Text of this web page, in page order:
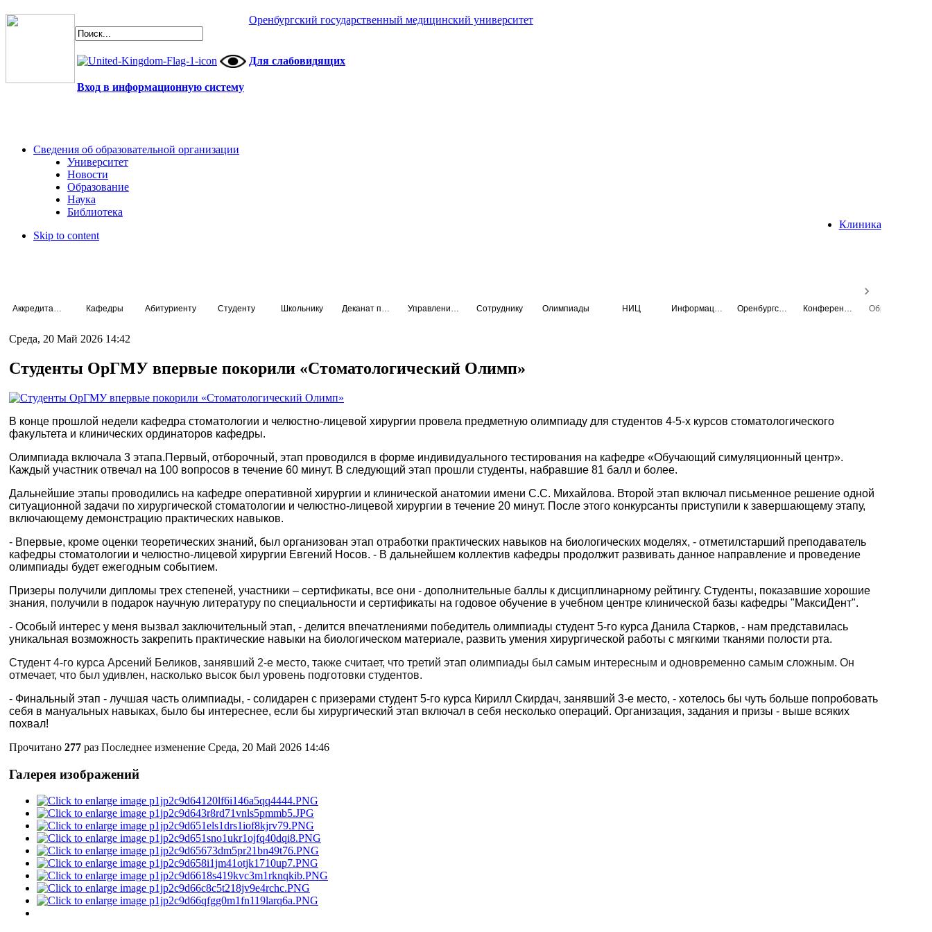
Оренбургский государственный медицинский университет
Для слабовидящих
Вход в информационную систему
Сведения об образовательной организации
Университет
Новости
Образование
Наука
Библиотека
Клиника
Skip to content
Кафедры Абитуриенту Студенту Школьнику Сотруднику Олимпиады НИЦ
Среда, 20 Май 2026 14:42
Студенты ОрГМУ впервые покорили «Стоматологический Олимп»
В конце прошлой недели кафедра стоматологии и челюстно-лицевой хирургии провела предметную олимпиаду для студентов 4-5-х курсов стоматологического
факультета и клинических ординаторов кафедры.
Олимпиада включала 3 этапа.Первый, отборочный, этап проводился в форме индивидуального тестирования на кафедре «Обучающий симуляционный центр».
Каждый участник отвечал на 100 вопросов в течение 60 минут. В следующий этап прошли студенты, набравшие 81 балл и более.
Дальнейшие этапы проводились на кафедре оперативной хирургии и клинической анатомии имени С.С. Михайлова. Второй этап включал письменное решение одной
ситуационной задачи по хирургической стоматологии и челюстно-лицевой хирургии в течение 20 минут. После этого конкурсанты приступили к завершающему этапу,
включающему демонстрацию практических навыков.
- Впервые, кроме оценки теоретических знаний, был организован этап отработки практических навыков на биологических моделях, - отметилстарший преподаватель
кафедры стоматологии и челюстно-лицевой хирургии Евгений Носов. - В дальнейшем коллектив кафедры продолжит развивать данное направление и проведение
олимпиады будет ежегодным событием.
Призеры получили дипломы трех степеней, участники – сертификаты, все они - дополнительные баллы к дисциплинарному рейтингу. Студенты, показавшие хорошие
знания, получили в подарок научную литературу по специальности и сертификаты на годовое обучение в учебном центре клинической базы кафедры "МаксиДент".
- Особый интерес у меня вызвал заключительный этап, - делится впечатлениями победитель олимпиады студент 5-го курса Данила Старков, - нам представилась
уникальная возможность закрепить практические навыки на биологическом материале, развить умения хирургической работы с мягкими тканями полости рта.
Студент 4-го курса Арсений Беликов, занявший 2-е место, также считает, что третий этап олимпиады был самым интересным и одновременно самым сложным. Он
отмечает, что был удивлен, насколько высок был уровень подготовки студентов.
- Финальный этап - лучшая часть олимпиады, - солидарен с призерами студент 5-го курса Кирилл Скирдач, занявший 3-е место, - хотелось бы чуть больше попробовать
себя в мануальных навыках, было бы интереснее, если бы хирургический этап включал в себя несколько операций. Организация, задания и призы - выше всяких
похвал!
Прочитано 277 раз Последнее изменение Среда, 20 Май 2026 14:46
Галерея изображений